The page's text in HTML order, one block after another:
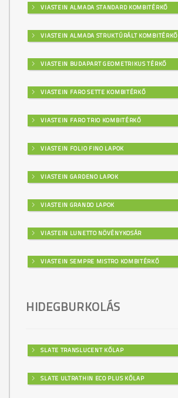
VIASTEIN ALMADA STANDARD KOMBITÉRKŐ
VIASTEIN ALMADA STRUKTÚRÁLT KOMBITÉRKŐ
VIASTEIN BUDAPART GEOMETRIKUS TÉRKŐ
VIASTEIN FARO SETTE KOMBITÉRKŐ
VIASTEIN FARO TRIO KOMBITÉRKŐ
VIASTEIN FOLIO FINO LAPOK
VIASTEIN GARDENO LAPOK
VIASTEIN GRANDO LAPOK
VIASTEIN LUNETTO NÖVÉNYKOSÁR
VIASTEIN SEMPRE MISTRO KOMBITÉRKŐ
HIDEGBURKOLÁS
SLATE TRANSLUCENT KŐLAP
SLATE ULTRATHIN ECO PLUS KŐLAP